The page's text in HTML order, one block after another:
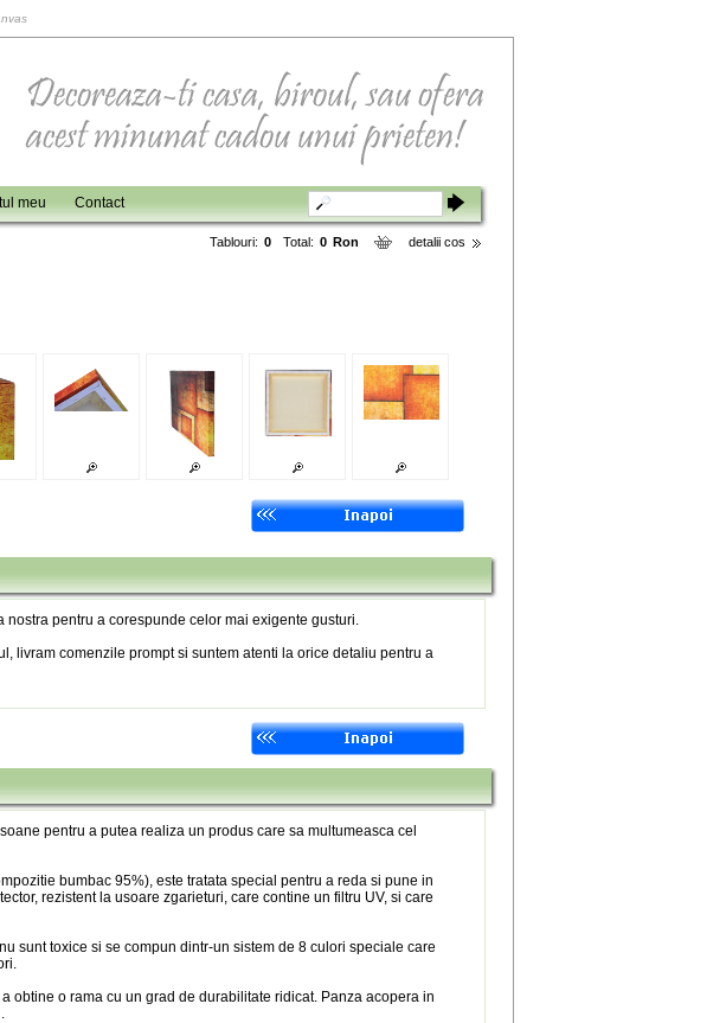
meu Contact
detalii cos
Tablouri: 0 Total: 0 Ron
pentru a corespunde celor mai exigente gusturi.
livram comenzile prompt si suntem atenti la orice detaliu pentru a
pentru a putea realiza un produs care sa multumeasca cel
bumbac 95%), este tratata special pentru a reda si pune in
rezistent la usoare zgarieturi, care contine un filtru UV, si care
sunt toxice si se compun dintr-un sistem de 8 culori speciale care
obtine o rama cu un grad de durabilitate ridicat. Panza acopera in